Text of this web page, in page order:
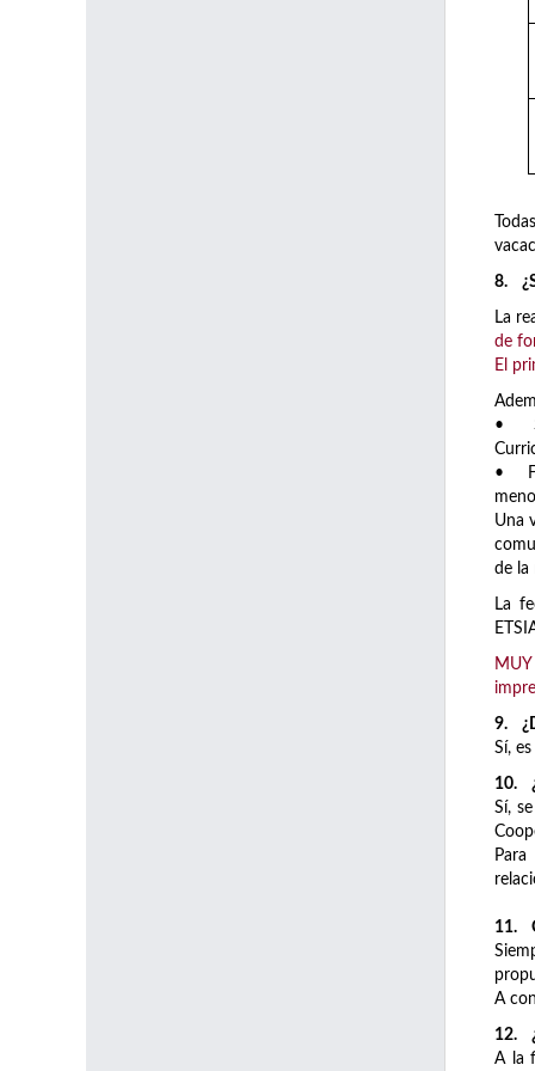
8.
La
de
El
•
•
Una
de la
La
9.
Sí,
10.
Sí,
11.
A
12.
A la